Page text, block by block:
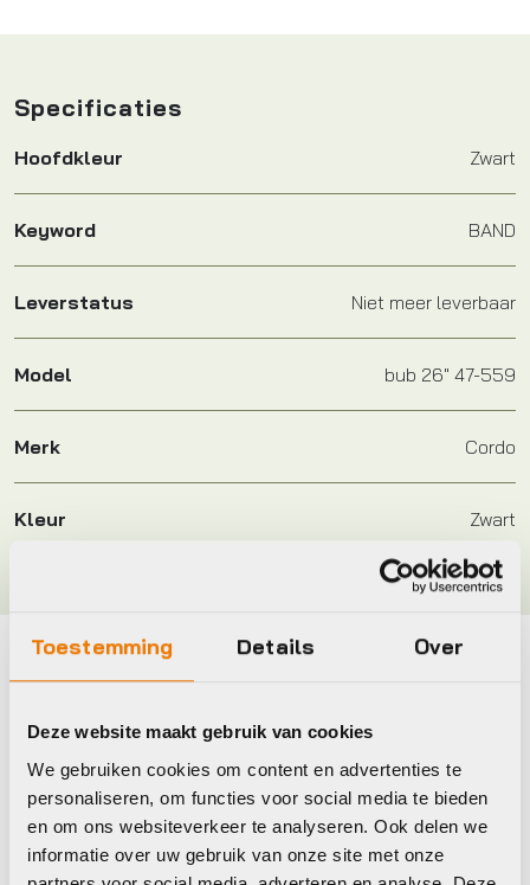
Toestemming Details Over
Deze website maakt gebruik van cookies
We gebruiken cookies om content en advertenties te
personaliseren, om functies voor social media te bieden
en om ons websiteverkeer te analyseren. Ook delen we
informatie over uw gebruik van onze site met onze
Specificaties
Hoofdkleur Zwart
Keyword BAND
Leverstatus Niet meer leverbaar
Model bub 26" 47-559
Merk Cordo
Kleur Zwart
Maak je fiets compleet
Bekijk alle accessoires
Schwalbe